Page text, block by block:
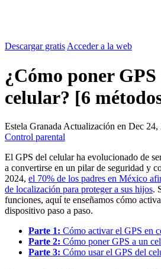
Descargar gratisAcceder a la web
¿Cómo poner GPS
celular? [6
Estela Granada Actualización en Dec 24,
Control parental
El GPS del celular ha evolucionado de
a convertirse en un pilar de seguridad y
2024, el 70% de los padres en México
de localización para proteger a sus hijos.
funciones, aquí te enseñamos cómo
dispositivo paso a paso.
Parte 1: Cómo activar el GPS en
Parte 2: Cómo poner GPS a un
Parte 3: Cómo usar el GPS del